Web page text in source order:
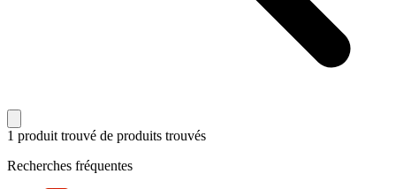
1 produit trouvé de produits trouvés
Recherches fréquentes